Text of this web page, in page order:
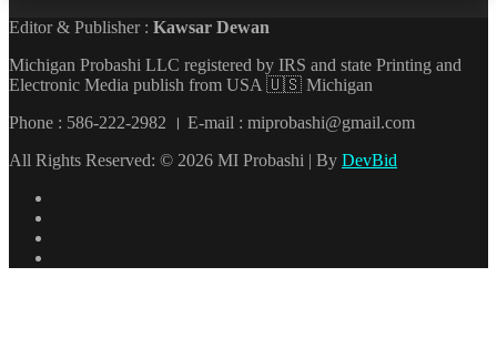
Editor & Publisher : Kawsar Dewan
Michigan Probashi LLC registered by IRS and state Printing and
Electronic Media publish from USA 🇺🇸 Michigan
Phone : 586-222-2982 । E-mail : miprobashi@gmail.com
All Rights Reserved: © 2026 MI Probashi | By DevBid